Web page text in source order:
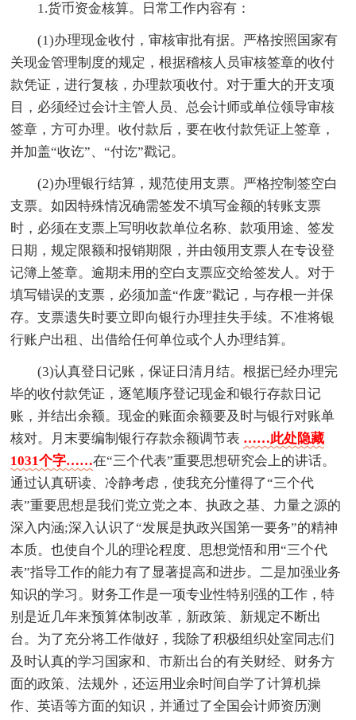
1.货币资金核算。日常工作内容有：
(1)办理现金收付，审核审批有据。严格按照国家有
关现金管理制度的规定，根据稽核人员审核签章的收付
款凭证，进行复核，办理款项收付。对于重大的开支项
目，必须经过会计主管人员、总会计师或单位领导审核
签章，方可办理。收付款后，要在收付款凭证上签章，
并加盖“收讫”、“付讫”戳记。
(2)办理银行结算，规范使用支票。严格控制签空白
支票。如因特殊情况确需签发不填写金额的转账支票
时，必须在支票上写明收款单位名称、款项用途、签发
日期，规定限额和报销期限，并由领用支票人在专设登
记簿上签章。逾期未用的空白支票应交给签发人。对于
填写错误的支票，必须加盖“作废”戳记，与存根一并保
存。支票遗失时要立即向银行办理挂失手续。不准将银
行账户出租、出借给任何单位或个人办理结算。
(3)认真登日记账，保证日清月结。根据已经办理完
毕的收付款凭证，逐笔顺序登记现金和银行存款日记
账，并结出余额。现金的账面余额要及时与银行对账单
核对。月末要编制银行存款余额调节表 ……此处隐藏
1031个字……在“三个代表”重要思想研究会上的讲话。
通过认真研读、冷静考虑，使我充分懂得了“三个代
表”重要思想是我们党立党之本、执政之基、力量之源的
深入内涵;深入认识了“发展是执政兴国第一要务”的精神
本质。也使自个儿的理论程度、思想觉悟和用“三个代
表”指导工作的能力有了显著提高和进步。二是加强业务
知识的学习。财务工作是一项专业性特别强的工作，特
别是近几年来预算体制改革，新政策、新规定不断出
台。为了充分将工作做好，我除了积极组织处室同志们
及时认真的学习国家和、市新出台的有关财经、财务方
面的政策、法规外，还运用业余时间自学了计算机操
作、英语等方面的知识，并通过了全国会计师资历测